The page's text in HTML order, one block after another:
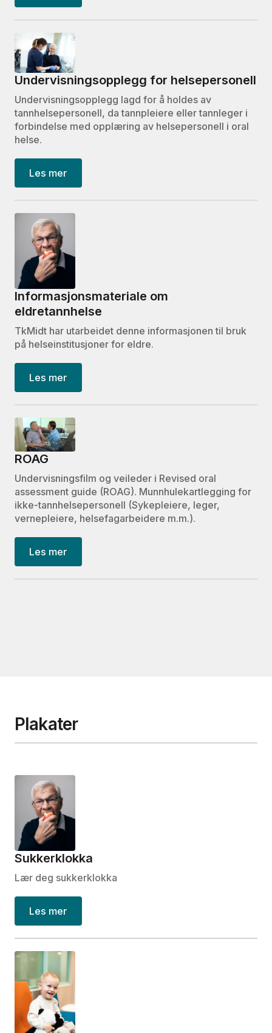
Undervisningsopplegg for helsepersonell
Undervisningsopplegg lagd for å holdes av
tannhelsepersonell, da tannpleiere eller tannleger i
forbindelse med opplæring av helsepersonell i oral
helse.
Les mer
Informasjonsmateriale om
eldretannhelse
TkMidt har utarbeidet denne informasjonen til bruk
på helseinstitusjoner for eldre.
Les mer
ROAG
Undervisningsfilm og veileder i Revised oral
assessment guide (ROAG). Munnhulekartlegging for
ikke-tannhelsepersonell (Sykepleiere, leger,
vernepleiere, helsefagarbeidere m.m.).
Les mer
Plakater
Sukkerklokka
Lær deg sukkerklokka
Les mer